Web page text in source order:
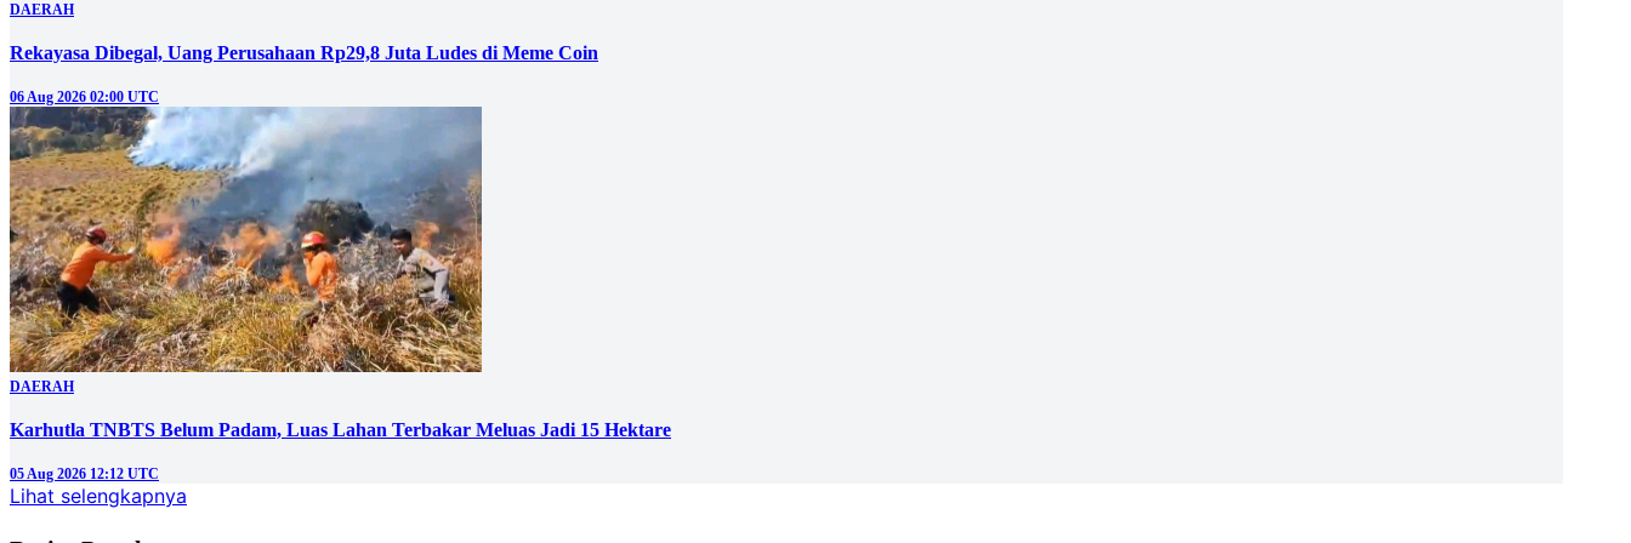
DAERAH
Rekayasa Dibegal, Uang Perusahaan Rp29,8 Juta Ludes di Meme Coin
06 Aug 2026 02:00 UTC
DAERAH
Karhutla TNBTS Belum Padam, Luas Lahan Terbakar Meluas Jadi 15 Hektare
05 Aug 2026 12:12 UTC
Lihat selengkapnya